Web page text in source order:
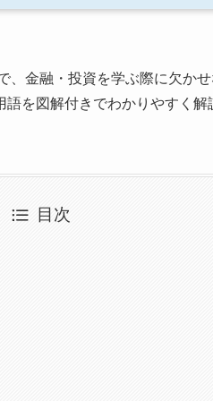
金融・投資を学ぶ際に欠か
を図解付きでわかりやすく解
目次